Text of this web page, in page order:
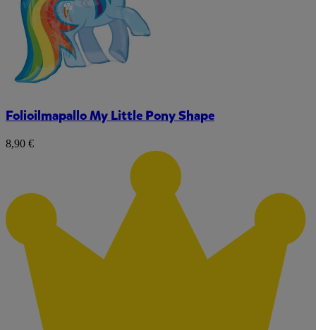
Folioilmapallo My Little Pony Shape
8,90 €